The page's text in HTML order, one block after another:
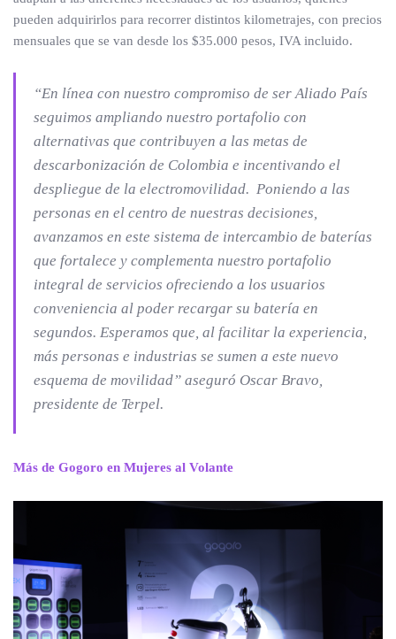
pueden adquirirlos para recorrer distintos kilometrajes, con precios
mensuales que se van desde los $35.000 pesos, IVA incluido.
“En línea con nuestro compromiso de ser Aliado País
seguimos ampliando nuestro portafolio con
alternativas que contribuyen a las metas de
descarbonización de Colombia e incentivando el
despliegue de la electromovilidad. Poniendo a las
personas en el centro de nuestras decisiones,
avanzamos en este sistema de intercambio de baterías
que fortalece y complementa nuestro portafolio
integral de servicios ofreciendo a los usuarios
conveniencia al poder recargar su batería en
segundos. Esperamos que, al facilitar la experiencia,
más personas e industrias se sumen a este nuevo
esquema de movilidad” aseguró Oscar Bravo,
presidente de Terpel.
Más de Gogoro en Mujeres al Volante